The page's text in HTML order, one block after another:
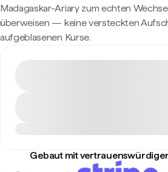
Madagaskar-Ariary zum echten
überweisen — keine versteckten
aufgeblasenen Kurse.
Gebaut mit